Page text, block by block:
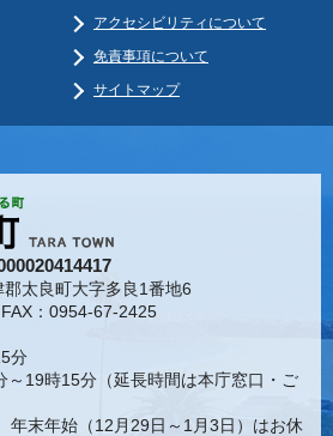
アクセシビリティについて
免責事項について
サイトマップ
太良町大字多良1番地6
：0954-67-2425
分
～19時15分（延長時間は本庁窓口・ご
年末年始（12月29日～1月3日）はお休